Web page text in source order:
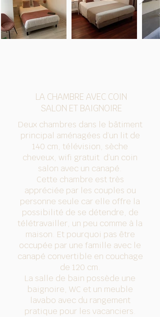
LA CHAMBRE AVEC COIN
SALON ET BAIGNOIRE
Deux chambres dans le bâtiment
principal aménagées d’un lit de
140 cm, télévision, sèche
cheveux, wifi gratuit d’un coin
salon avec un canapé.
Cette chambre est très
appréciée par les couples ou
personne seule car elle offre la
possibilité de se détendre, de
télétravailler, un peu comme à la
maison. Et pourquoi pas être
occupée par une famille avec le
canapé convertible en couchage
de 120 cm.
La salle de bain possède une
baignoire, WC et un meuble
lavabo avec du rangement
pratique pour les vacanciers.